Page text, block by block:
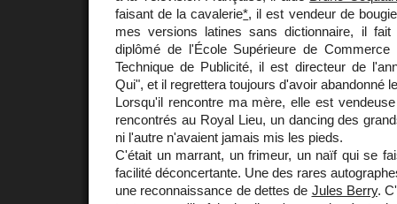
faisant de la cavalerie*, il est vendeur de
mes versions latines sans dictionnaire, il
diplômé de l'École Supérieure de
Technique de Publicité, il est directeur de
Qui", et il regrettera toujours d'avoir abandonné
Lorsqu'il rencontre ma mère, elle est
rencontrés au Royal Lieu, un dancing des
ni l'autre n'avaient jamais mis les pieds.
C'était un marrant, un frimeur, un naïf qui se
facilité déconcertante. Une des rares
une reconnaissance de dettes de Jules Berry.